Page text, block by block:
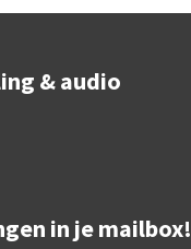
& audio
in je mailbox!